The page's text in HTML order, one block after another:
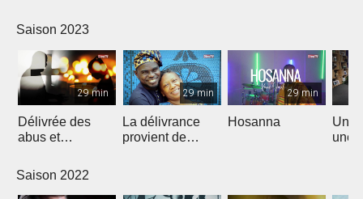
vie
Saison 2023
29 min
Délivrée des
abus et
Christ
29 min
La délivrance
provient de
29 min
Hosanna
Un
une
Saison 2022